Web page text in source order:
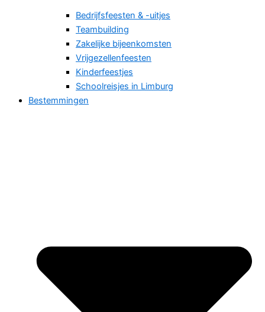
Bedrijfsfeesten & -uitjes
Teambuilding
Zakelijke bijeenkomsten
Vrijgezellenfeesten
Kinderfeestjes
Schoolreisjes in Limburg
Bestemmingen